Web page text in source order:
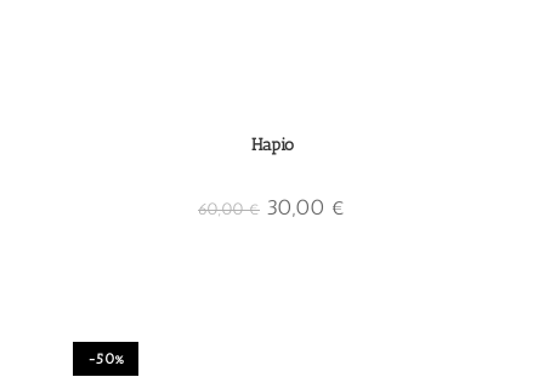
Hapio
60,00€ 30,00 €
-50%